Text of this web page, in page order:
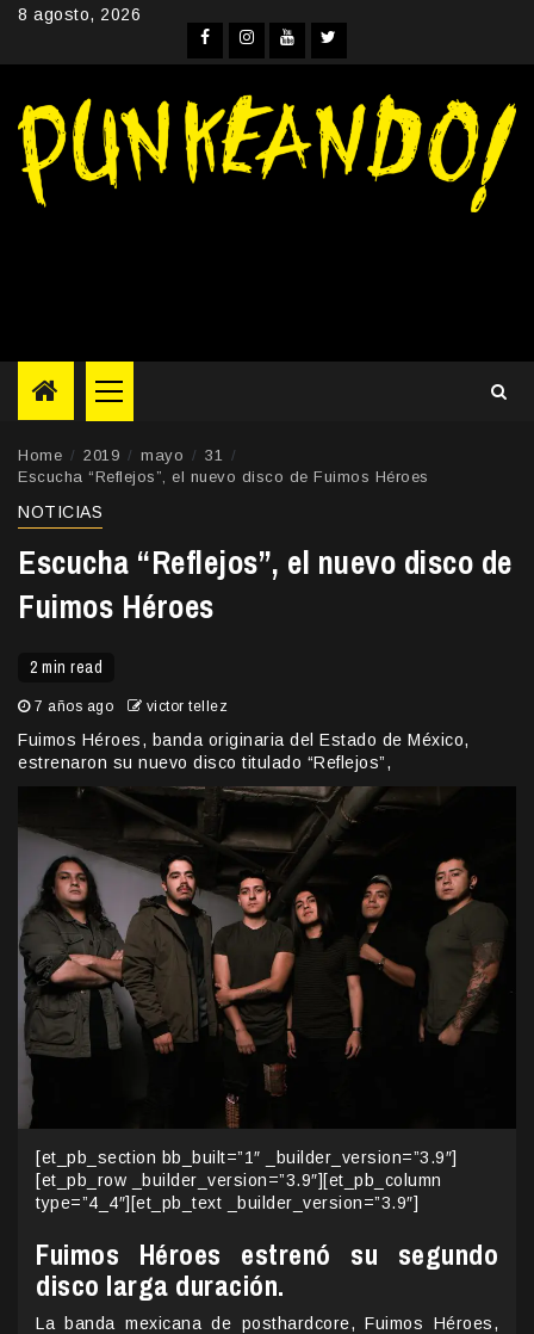
Skip8 agosto, 2026
Facebook
Instagram
YouTube
Twitter
Primary
Menu
Home 2019 mayo
31
Escucha “Reflejos”, el nuevo disco de Fuimos Héroes
NOTICIAS
Escucha “Reflejos”, el nuevo disco de
Fuimos Héroes
2 min read
7 años ago victor tellez
Fuimos Héroes, banda originaria del Estado de México,
estrenaron su nuevo disco titulado “Reflejos”,
[et_pb_section bb_built=”1″ _builder_version=”3.9″]
[et_pb_row _builder_version=”3.9″][et_pb_column
type=”4_4″][et_pb_text _builder_version=”3.9″]
Fuimos Héroes estrenó su segundo
disco larga duración.
La banda mexicana de posthardcore, Fuimos Héroes,